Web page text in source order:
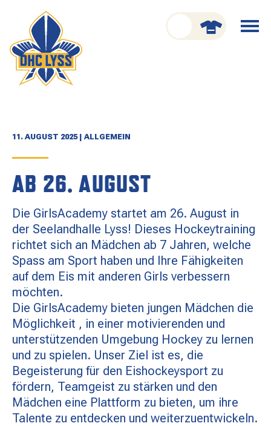
Menü
öffnen
schliessen
CLUB
GESCHICHTE
TEAM
SPIELPLAN
RESULTATE
MATCHBESUCH
AKTUELLES
SPONSOREN
KONTAKT
11. AUGUST 2025 | ALLGEMEIN
AB 26. AUGUST
Die GirlsAcademy startet am 26. August in
der Seelandhalle Lyss! Dieses Hockeytraining
richtet sich an Mädchen ab 7 Jahren, welche
Spass am Sport haben und Ihre Fähigkeiten
auf dem Eis mit anderen Girls verbessern
möchten.
Die GirlsAcademy bieten jungen Mädchen die
Möglichkeit , in einer motivierenden und
unterstützenden Umgebung Hockey zu lernen
und zu spielen. Unser Ziel ist es, die
Begeisterung für den Eishockeysport zu
fördern, Teamgeist zu stärken und den
Mädchen eine Plattform zu bieten, um ihre
Talente zu entdecken und weiterzuentwickeln.